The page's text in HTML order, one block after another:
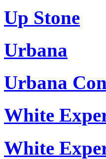
Up Stone
Urbana
Urbana
White
White